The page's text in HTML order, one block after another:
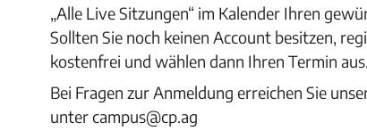
„Alle Live Sitzungen“ im Kalender Ihren
Sollten Sie noch keinen Account besitzen,
kostenfrei und wählen dann Ihren Termin aus.
Bei Fragen zur Anmeldung erreichen Sie
unter campus@cp.ag